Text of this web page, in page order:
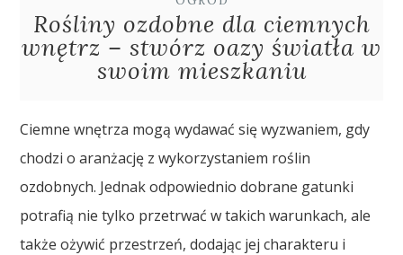
Rośliny ozdobne dla ciemnych
wnętrz – stwórz oazy światła w
swoim mieszkaniu
Ciemne wnętrza mogą wydawać się wyzwaniem, gdy
chodzi o aranżację z wykorzystaniem roślin
ozdobnych. Jednak odpowiednio dobrane gatunki
potrafią nie tylko przetrwać w takich warunkach, ale
także ożywić przestrzeń, dodając jej charakteru i